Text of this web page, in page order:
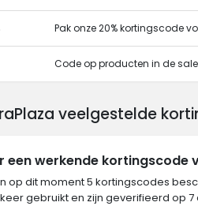
Pak onze 20% kortingscode
Code op producten in de sale
veelgestelde
een werkende kortingscode
op dit moment 5 kortingscodes
gebruikt en zijn geverifieerd op 7